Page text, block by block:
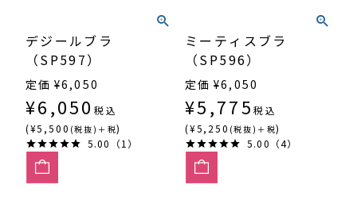
デジールブラ
（SP597）
定価 ¥6,050
¥6,050 税込
(¥5,500 (税抜)＋税)
5.00（1）
ミーティスブラ
（SP596）
定価 ¥6,050
¥5,775 税込
(¥5,250 (税抜)＋税)
5.00（4）